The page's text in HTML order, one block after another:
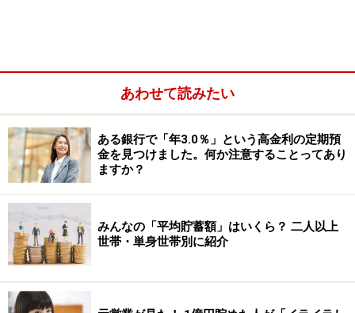
インデックス投資がうまくいく前提は2つ。1つは、
デックスの質が高い
いことです。
は、インデックス投資で運用しています。手軽に投資で
あわせて読みたい
ある銀行で「年3.0％」という高金利の定期預
金を見つけました。何か注意することってあり
ますか？
みんなの「平均貯蓄額」はいくら？ 二人以上
世帯・単身世帯別に紹介